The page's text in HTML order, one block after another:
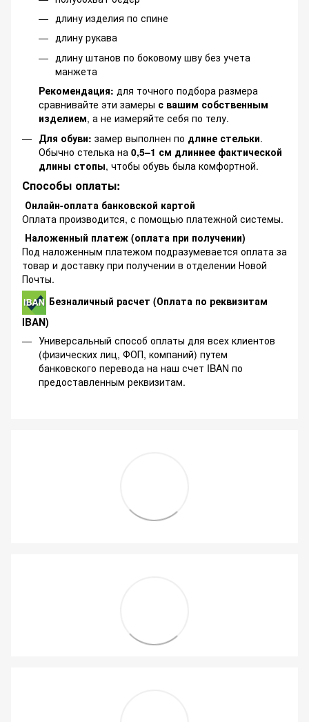
длину изделия по спине
длину рукава
длину штанов по боковому шву без учета
манжета
Рекомендация: для точного подбора размера
сравнивайте эти замеры с вашим собственным
изделием, а не измеряйте себя по телу.
Для обуви: замер выполнен по длине стельки.
Обычно стелька на 0,5–1 см длиннее фактической
длины стопы, чтобы обувь была комфортной.
Способы оплаты:
Онлайн-оплата банковской картой
Оплата производится, с помощью платежной системы.
Наложенный платеж (оплата при получении)
Под наложенным платежом подразумевается оплата за
товар и доставку при получении в отделении Новой
Почты.
Безналичный расчет (Оплата по реквизитам
IBAN)
Универсальный способ оплаты для всех клиентов
(физических лиц, ФОП, компаний) путем
банковского перевода на наш счет IBAN по
предоставленным реквизитам.